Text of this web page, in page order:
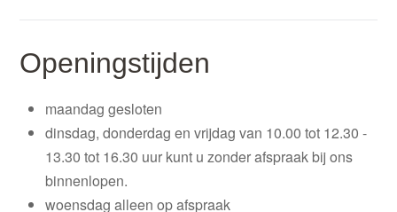
Openingstijden
maandag gesloten
dinsdag, donderdag en vrijdag van 10.00 tot 12.30 -
13.30 tot 16.30 uur kunt u zonder afspraak bij ons
binnenlopen.
woensdag alleen op afspraak